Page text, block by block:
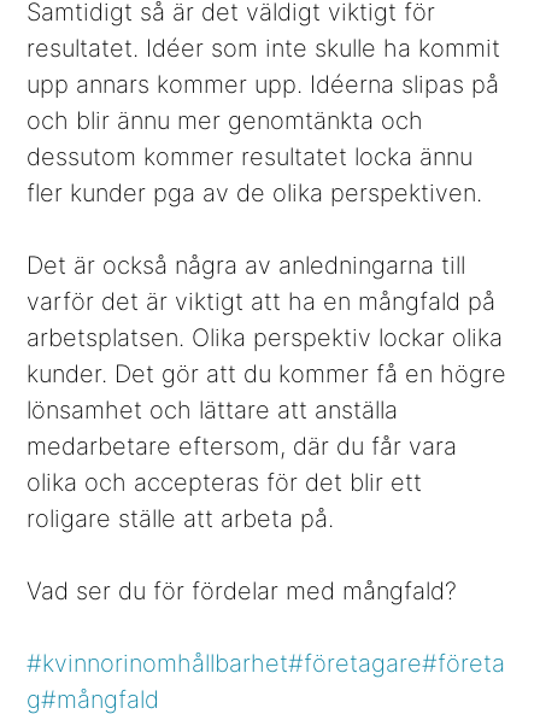
Samtidigt så är det väldigt viktigt för
resultatet. Idéer som inte skulle ha kommit
upp annars kommer upp. Idéerna slipas på
och blir ännu mer genomtänkta och
dessutom kommer resultatet locka ännu
fler kunder pga av de olika perspektiven.
Det är också några av anledningarna till
varför det är viktigt att ha en mångfald på
arbetsplatsen. Olika perspektiv lockar olika
kunder. Det gör att du kommer få en högre
lönsamhet och lättare att anställa
medarbetare eftersom, där du får vara
olika och accepteras för det blir ett
roligare ställe att arbeta på.
Vad ser du för fördelar med mångfald?
#kvinnorinomhållbarhet#företagare#företa
g#mångfald